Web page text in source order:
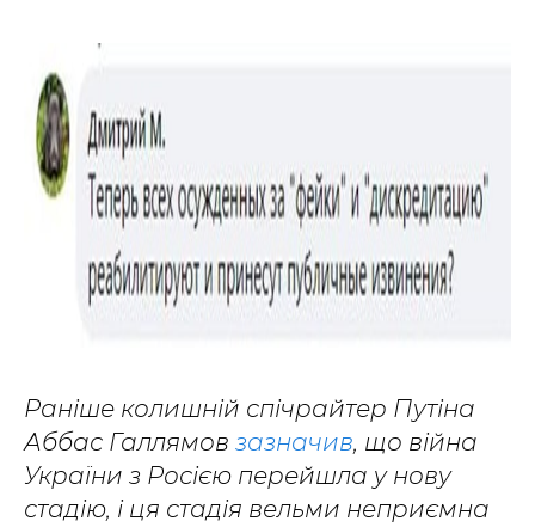
Раніше колишній спічрайтер Путіна
Аббас Галлямов зазначив, що війна
України з Росією перейшла у нову
стадію, і ця стадія вельми неприємна